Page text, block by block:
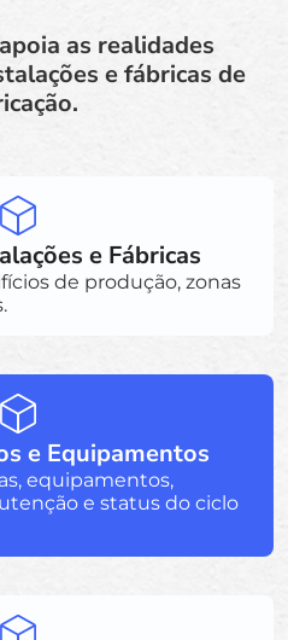
as realidades
e fábricas de
e Fábricas
de produção, zonas
e Equipamentos
equipamentos,
e status do ciclo